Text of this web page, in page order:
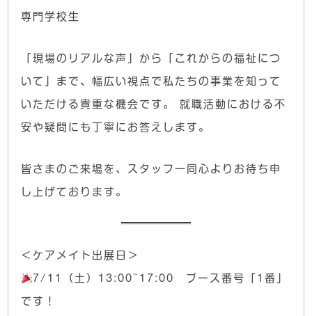
専門学校生
「現場のリアルな声」から「これからの福祉につ
いて」まで、幅広い視点で私たちの事業を知って
いただける貴重な機会です。 就職活動における不
安や疑問にも丁寧にお答えします。
皆さまのご来場を、スタッフ一同心よりお待ち申
し上げております。
＜ケアメイト出展日＞
7/11（土）13:00~17:00 ブース番号「1番」
です！